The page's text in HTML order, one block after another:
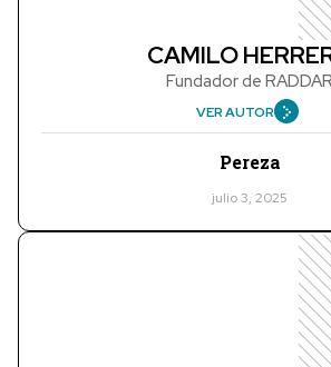
CAMILO
Fundador de RADDAR
VER AUTOR
Pereza
julio 3, 2025